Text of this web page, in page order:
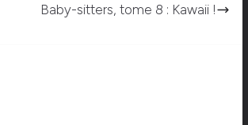
Baby-sitters, tome 8 : Kawaii !